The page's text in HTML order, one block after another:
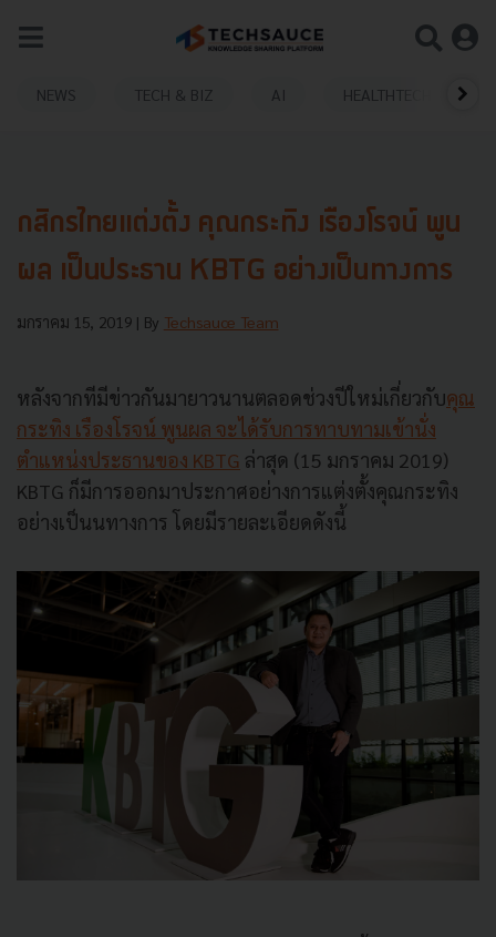
NEWS TECH & BIZ AI HEALTHTECH
กสิกรไทยแต่งตั้ง คุณกระทิง เรืองโรจน์ พูน
ผล เป็นประธาน KBTG อย่างเป็นทางการ
มกราคม 15, 2019 | By Techsauce Team
หลังจากทีมีข่าวกันมายาวนานตลอดช่วงปีใหม่เกี่ยวกับคุณ
กระทิง เรืองโรจน์ พูนผล จะได้รับการทาบทามเข้านั่ง
ตำแหน่งประธานของ KBTG ล่าสุด (15 มกราคม 2019)
KBTG ก็มีการออกมาประกาศอย่างการแต่งตั้งคุณกระทิง
อย่างเป็นนทางการ โดยมีรายละเอียดดังนี้